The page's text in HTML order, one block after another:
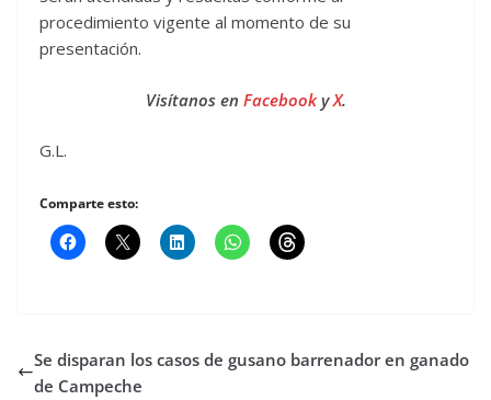
procedimiento vigente al momento de su
presentación.
Visítanos en FacebookyX.
G.L.
Comparte esto:
Se disparan los casos de gusano barrenador en ganado
de Campeche